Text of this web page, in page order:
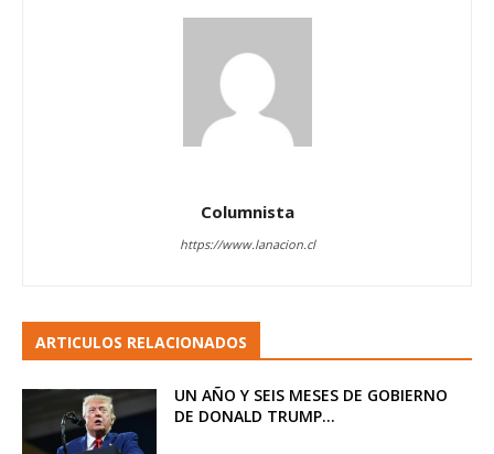
Columnista
https://www.lanacion.cl
ARTICULOS RELACIONADOS
UN AÑO Y SEIS MESES DE GOBIERNO
DE DONALD TRUMP...